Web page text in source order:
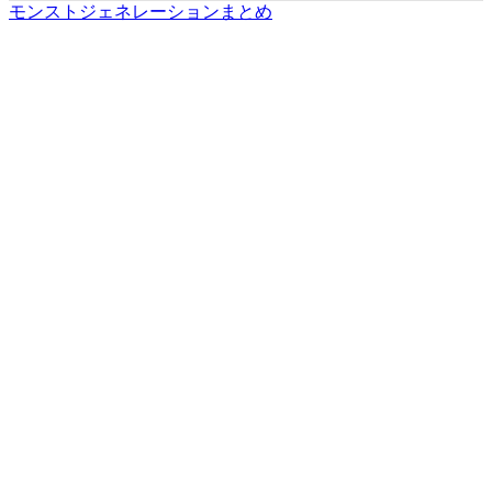
モンストジェネレーションまとめ